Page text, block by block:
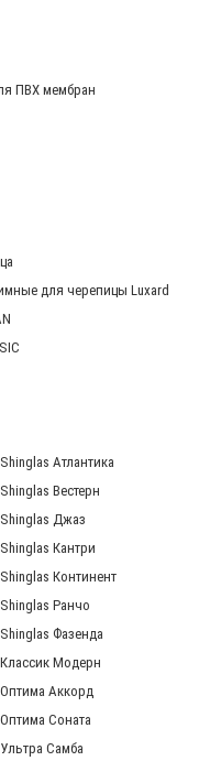
ПВХ мембран
для черепицы Luxard
Атлантика
Вестерн
Джаз
Кантри
Континент
Ранчо
Фазенда
Модерн
Аккорд
Соната
Самба